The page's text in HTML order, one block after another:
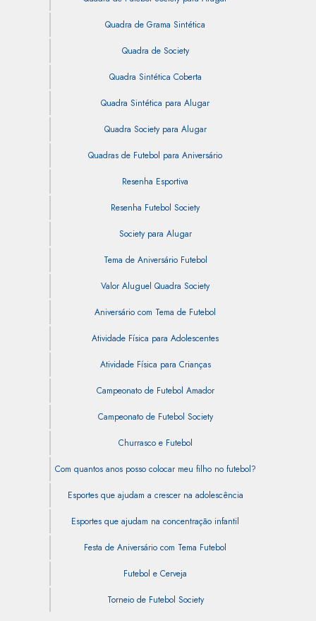
Quadra de Grama Sintética
Quadra de Society
Quadra Sintética Coberta
Quadra Sintética para Alugar
Quadra Society para Alugar
Quadras de Futebol para Aniversário
Resenha Esportiva
Resenha Futebol Society
Society para Alugar
Tema de Aniversário Futebol
Valor Aluguel Quadra Society
Aniversário com Tema de Futebol
Atividade Física para Adolescentes
Atividade Física para Crianças
Campeonato de Futebol Amador
Campeonato de Futebol Society
Churrasco e Futebol
Com quantos anos posso colocar meu filho no futebol?
Esportes que ajudam a crescer na adolescência
Esportes que ajudam na concentração infantil
Festa de Aniversário com Tema Futebol
Futebol e Cerveja
Torneio de Futebol Society